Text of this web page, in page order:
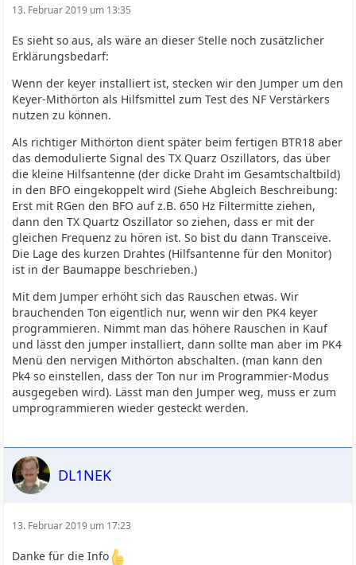
13. Februar 2019 um 13:35
Es sieht so aus, als wäre an dieser Stelle noch zusätzlicher
Erklärungsbedarf:
Wenn der keyer installiert ist, stecken wir den Jumper um den
Keyer-Mithörton als Hilfsmittel zum Test des NF Verstärkers
nutzen zu können.
Als richtiger Mithörton dient später beim fertigen BTR18 aber
das demodulierte Signal des TX Quarz Oszillators, das über
die kleine Hilfsantenne (der dicke Draht im Gesamtschaltbild)
in den BFO eingekoppelt wird (Siehe Abgleich Beschreibung:
Erst mit RGen den BFO auf z.B. 650 Hz Filtermitte ziehen,
dann den TX Quartz Oszillator so ziehen, dass er mit der
gleichen Frequenz zu hören ist. So bist du dann Transceive.
Die Lage des kurzen Drahtes (Hilfsantenne für den Monitor)
ist in der Baumappe beschrieben.)
Mit dem Jumper erhöht sich das Rauschen etwas. Wir
brauchenden Ton eigentlich nur, wenn wir den PK4 keyer
programmieren. Nimmt man das höhere Rauschen in Kauf
und lässt den jumper installiert, dann sollte man aber im PK4
Menü den nervigen Mithörton abschalten. (man kann den
Pk4 so einstellen, dass der Ton nur im Programmier-Modus
ausgegeben wird). Lässt man den Jumper weg, muss er zum
umprogrammieren wieder gesteckt werden.
DL1NEK
13. Februar 2019 um 17:23
Danke für die Info